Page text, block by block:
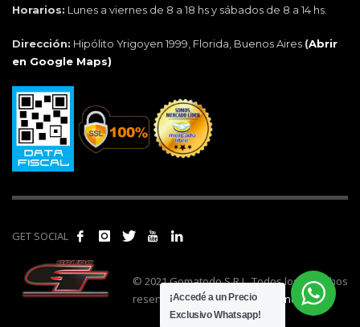
Horarios: Lunes a viernes de 8 a 18 hs y sábados de 8 a 14 hs.
Dirección: Hipólito Yrigoyen 1999, Florida, Buenos Aires (Abrir
en Google Maps)
GET SOCIAL
© 2021 Gomatodo S.R.L. Todos los derechos
reservados. | Realizado por
cónclave.
¡Accedé a un Precio
Exclusivo Whatsapp!